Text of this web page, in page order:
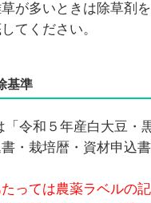
が多いときは除草剤
てください。
基準
令和５年産白大豆・
・栽培暦・資材申込書
たっては農薬ラベルの